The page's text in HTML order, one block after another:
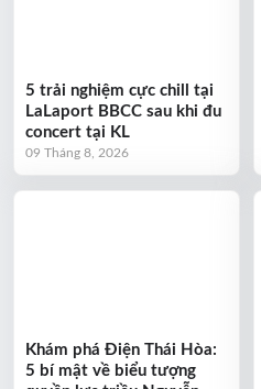
5 trải nghiệm cực chill tại
LaLaport BBCC sau khi đu
concert tại KL
09 Tháng 8, 2026
Khám phá Điện Thái Hòa:
5 bí mật về biểu tượng